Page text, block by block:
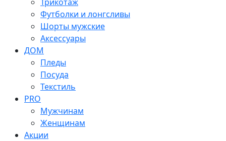
Футболки и лонгсливы
Шорты мужские
Аксессуары
ДОМ
Пледы
Посуда
Текстиль
PRO
Мужчинам
Женщинам
Акции